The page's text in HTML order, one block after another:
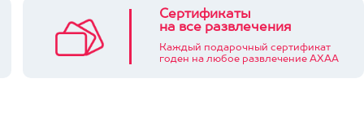
Сертификаты
на все развлечения
Каждый подарочный сертификат
годен на любое развлечение АХАА